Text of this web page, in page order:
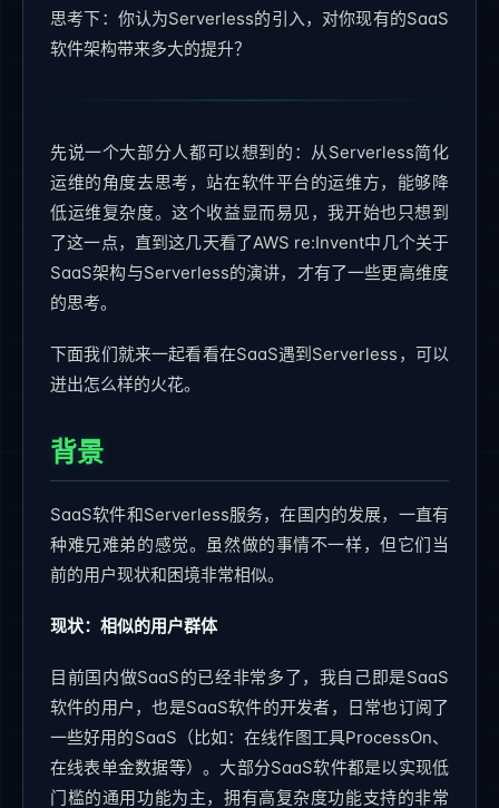
思考下：你认为Serverless的引入，对你现有的SaaS
软件架构带来多大的提升？
先说一个大部分人都可以想到的：从Serverless简化
运维的角度去思考，站在软件平台的运维方，能够降
低运维复杂度。这个收益显而易见，我开始也只想到
了这一点，直到这几天看了AWS re:Invent中几个关于
SaaS架构与Serverless的演讲，才有了一些更高维度
的思考。
下面我们就来一起看看在SaaS遇到Serverless，可以
迸出怎么样的火花。
背景
SaaS软件和Serverless服务，在国内的发展，一直有
种难兄难弟的感觉。虽然做的事情不一样，但它们当
前的用户现状和困境非常相似。
现状：相似的用户群体
目前国内做SaaS的已经非常多了，我自己即是SaaS
软件的用户，也是SaaS软件的开发者，日常也订阅了
一些好用的SaaS（比如：在线作图工具ProcessOn、
在线表单金数据等）。大部分SaaS软件都是以实现低
门槛的通用功能为主，拥有高复杂度功能支持的非常